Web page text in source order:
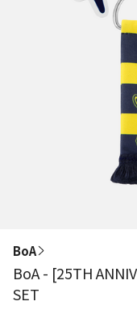
BoA
BoA - [25TH
SET